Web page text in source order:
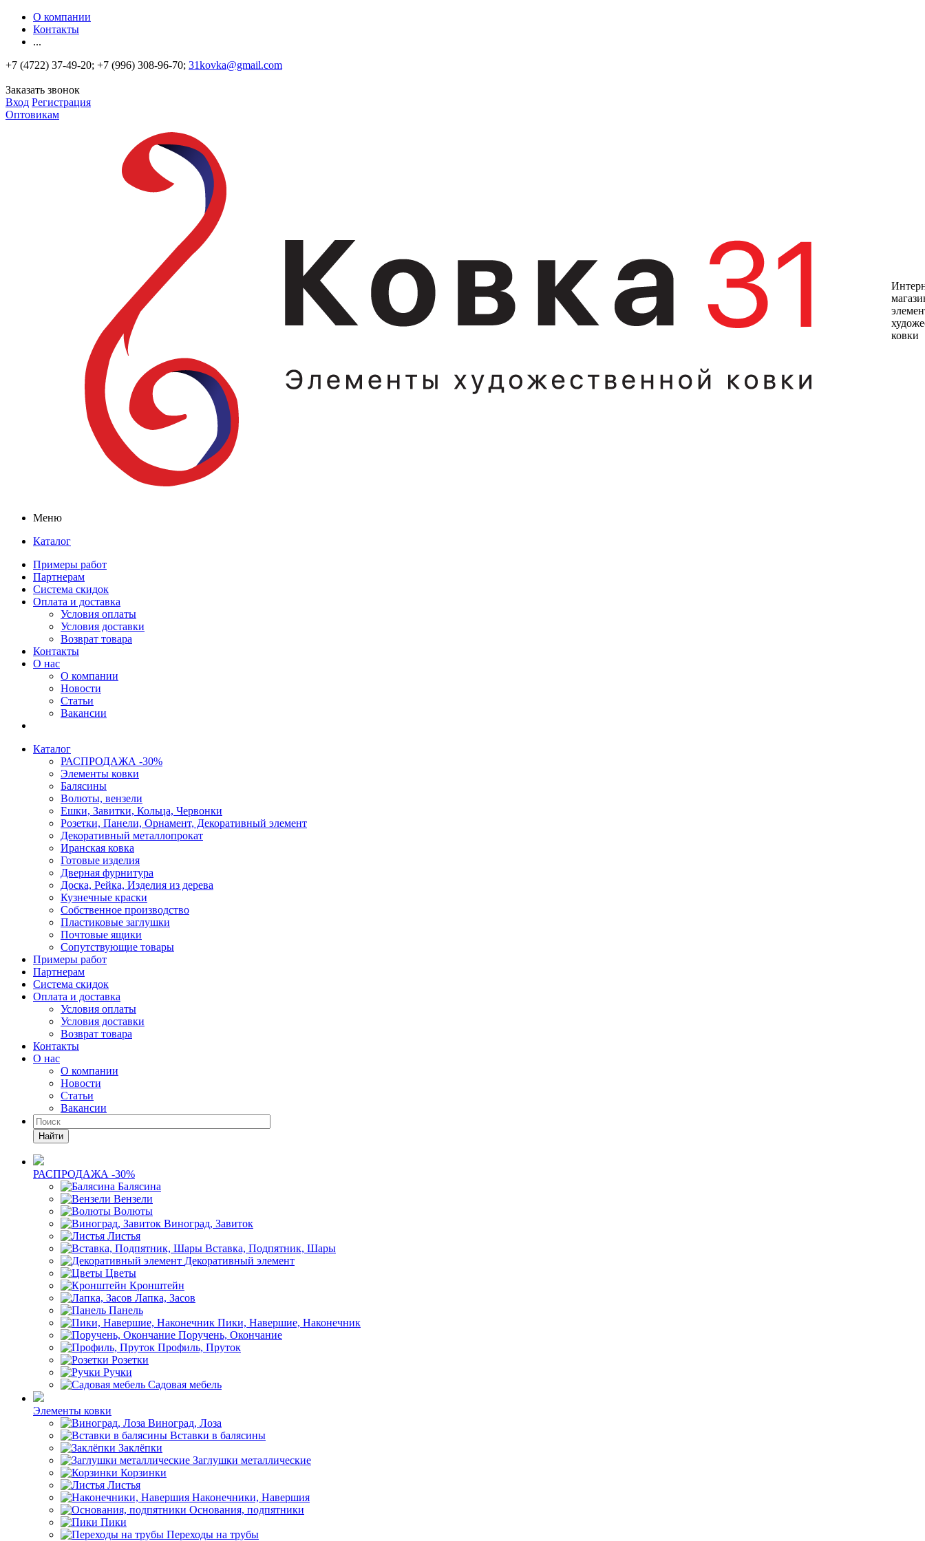
О компании
Контакты
...
+7 (4722) 37-49-20; +7 (996) 308-96-70; 31kovka@gmail.com
Заказать звонок
Вход Регистрация
Оптовикам
ковки
Меню
Каталог
Примеры работ
Партнерам
Система скидок
Оплата и доставка
Условия оплаты
Условия доставки
Возврат товара
Контакты
О нас
О компании
Новости
Статьи
Вакансии
Каталог
РАСПРОДАЖА -30%
Элементы ковки
Балясины
Волюты, вензели
Ешки, Завитки, Кольца, Червонки
Розетки, Панели, Орнамент, Декоративный элемент
Декоративный металлопрокат
Иранская ковка
Готовые изделия
Дверная фурнитура
Доска, Рейка, Изделия из дерева
Кузнечные краски
Собственное производство
Пластиковые заглушки
Почтовые ящики
Сопутствующие товары
Примеры работ
Партнерам
Система скидок
Оплата и доставка
Условия оплаты
Условия доставки
Возврат товара
Контакты
О нас
О компании
Новости
Статьи
Вакансии
Найти
РАСПРОДАЖА -30%
Балясина
Вензели
Волюты
Виноград, Завиток
Листья
Вставка, Подпятник, Шары
Декоративный элемент
Цветы
Кронштейн
Лапка, Засов
Панель
Пики, Навершие, Наконечник
Поручень, Окончание
Профиль, Пруток
Розетки
Ручки
Садовая мебель
Элементы ковки
Виноград, Лоза
Вставки в балясины
Заклёпки
Заглушки металлические
Корзинки
Листья
Наконечники, Навершия
Основания, подпятники
Пики
Переходы на трубы